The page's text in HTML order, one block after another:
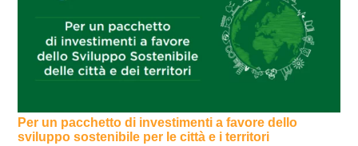
Per un pacchetto di investimenti a favore dello
sviluppo sostenibile per le città e i territori